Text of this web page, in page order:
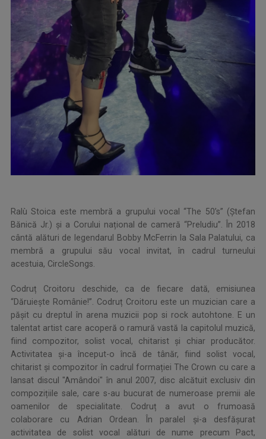
Ralù Stoica este membră a grupului vocal “The 50’s” (Ştefan
Bănică Jr.) și a Corului național de cameră “Preludiu”. În 2018
cântă alături de legendarul Bobby McFerrin la Sala Palatului, ca
membră a grupului său vocal invitat, în cadrul turneului
acestuia, CircleSongs.
Codruț Croitoru deschide, ca de fiecare dată, emisiunea
“Dăruiește Românie!”. Codruț Croitoru este un muzician care a
pășit cu dreptul în arena muzicii pop si rock autohtone. E un
talentat artist care acoperă o ramură vastă la capitolul muzică,
fiind compozitor, solist vocal, chitarist și chiar producător.
Activitatea și-a început-o încă de tânăr, fiind solist vocal,
chitarist și compozitor în cadrul formației The Crown cu care a
lansat discul "Amândoi" în anul 2007, disc alcătuit exclusiv din
compozițiile sale, care s-au bucurat de numeroase premii ale
oamenilor de specialitate. Codruț a avut o frumoasă
colaborare cu Adrian Ordean. În paralel și-a desfășurat
activitatea de solist vocal alături de nume precum Pact,